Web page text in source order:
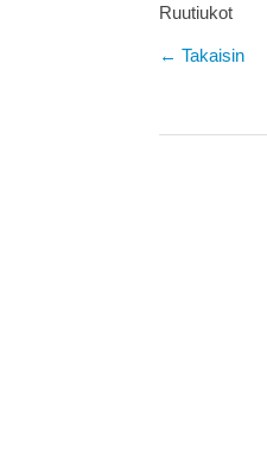
Ruutiukot
← Takaisin